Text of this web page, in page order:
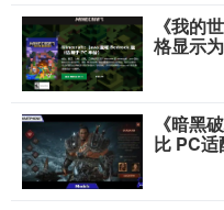
《我的
格显示
《暗黑
比 PC适